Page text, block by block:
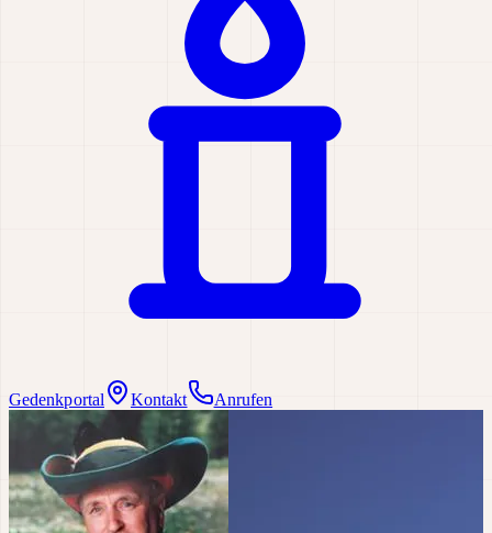
Gedenkportal Kontakt Anrufen